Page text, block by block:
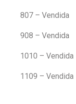
807 – Vendida
908 – Vendida
1010 – Vendida
1109 – Vendida